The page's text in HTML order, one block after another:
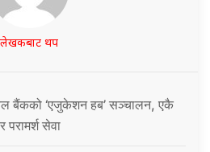
लेखकबाट थप
बैंकको ‘एजुकेशन हब’ सञ्चालन, एकै
परामर्श सेवा